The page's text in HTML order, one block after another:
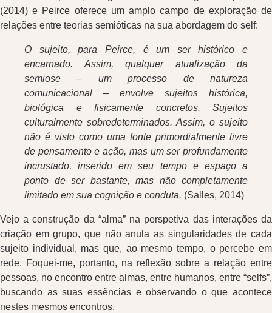
(2014) e Peirce oferece um amplo campo de exploração de
relações entre teorias semióticas na sua abordagem do self:
O sujeito, para Peirce, é um ser histórico e
encarnado. Assim, qualquer atualização da
semiose – um processo de natureza
comunicacional – envolve sujeitos histórica,
biológica e fisicamente concretos. Sujeitos
culturalmente sobredeterminados. Assim, o sujeito
não é visto como uma fonte primordialmente livre
de pensamento e ação, mas um ser profundamente
incrustado, inserido em seu tempo e espaço a
ponto de ser bastante, mas não completamente
limitado em sua cognição e conduta. (Salles, 2014)
Vejo a construção da “alma” na perspetiva das interações da
criação em grupo, que não anula as singularidades de cada
sujeito individual, mas que, ao mesmo tempo, o percebe em
rede. Foquei-me, portanto, na reflexão sobre a relação entre
pessoas, no encontro entre almas, entre humanos, entre “selfs”,
buscando as suas essências e observando o que acontece
nestes mesmos encontros.